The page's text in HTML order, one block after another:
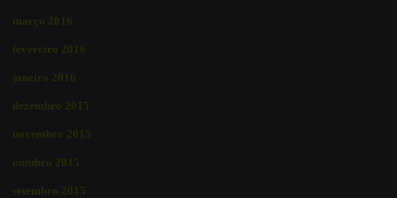
março 2016
fevereiro 2016
janeiro 2016
dezembro 2015
novembro 2015
outubro 2015
setembro 2015